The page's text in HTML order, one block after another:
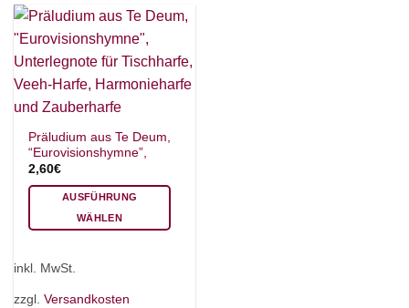
Präludium aus Te Deum,
“Eurovisionshymne”,
2,60€
AUSFÜHRUNG
WÄHLEN
mehrere
inkl. MwSt.
zzgl. Versandkosten